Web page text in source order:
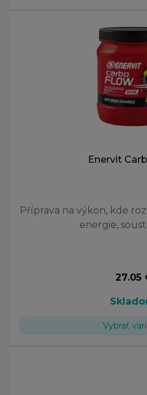
Enervit
Příprava na výkon, kde
energie,
27.05
Vybrať